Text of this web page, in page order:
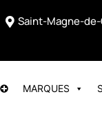
Saint-Magne-
MARQUES